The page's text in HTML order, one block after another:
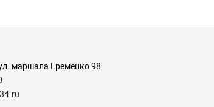
маршала Еременко 98